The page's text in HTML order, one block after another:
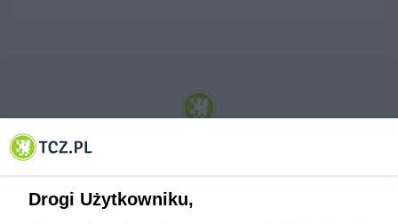
© 2001-2026 Tczew - TCZ.PL Sp. z o.o. Internetowy Serwis Informacyjny Miasta
Drogi Użytkowniku,